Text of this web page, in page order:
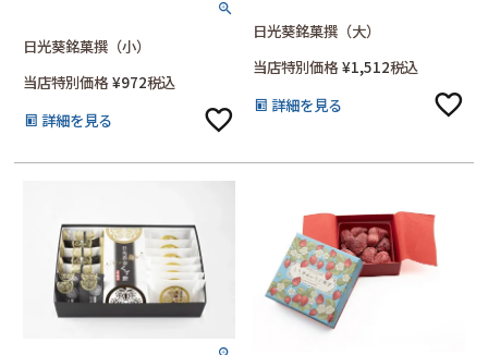
日光葵銘菓撰（小）
当店特別価格 ¥972税込
詳細を見る
日光葵銘菓撰（大）
当店特別価格 ¥1,512税込
詳細を見る